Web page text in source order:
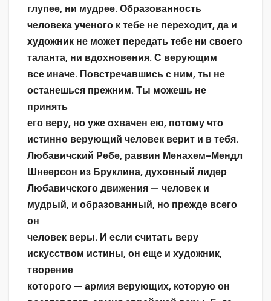
глупее, ни мудрее. Образованность
человека ученого к тебе не переходит, да и
художник не может передать тебе ни своего
таланта, ни вдохновения. С верующим
все иначе. Повстречавшись с ним, ты не
останешься прежним. Ты можешь не
принять
его веру, но уже охвачен ею, потому что
истинно верующий человек верит и в тебя.
Любавичский Ребе, раввин Менахем-Мендл
Шнеерсон из Бруклина, духовный лидер
Любавичского движения — человек и
мудрый, и образованный, но прежде всего
он
человек веры. И если считать веру
искусством истины, он еще и художник,
творение
которого — армия верующих, которую он